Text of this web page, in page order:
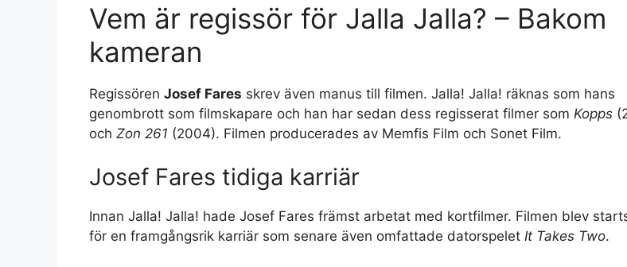
Vem är regissör för Jalla Jalla? – Bakom
kameran
Regissören Josef Fares skrev även manus till filmen. Jalla! Jalla! räknas som hans
genombrott som filmskapare och han har sedan dess regisserat filmer som Kopps
och Zon 261 (2004). Filmen producerades av Memfis Film och Sonet Film.
Josef Fares tidiga karriär
Innan Jalla! Jalla! hade Josef Fares främst arbetat med kortfilmer. Filmen blev
för en framgångsrik karriär som senare även omfattade datorspelet It Takes Two.